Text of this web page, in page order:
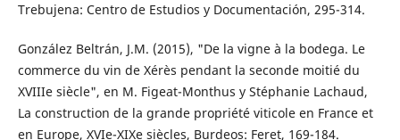
Trebujena: Centro de Estudios y Documentación, 295-314.
González Beltrán, J.M. (2015), "De la vigne à la bodega. Le
commerce du vin de Xérès pendant la seconde moitié du
XVIIIe siècle", en M. Figeat-Monthus y Stéphanie Lachaud,
La construction de la grande propriété viticole en France et
en Europe, XVIe-XIXe siècles, Burdeos: Feret, 169-184.